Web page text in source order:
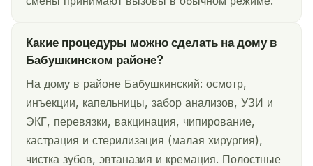
Какие процедуры можно сделать на дому в
Бабушкинском районе?
На дому в районе Бабушкинский: осмотр,
инъекции, капельницы, забор анализов, УЗИ и
ЭКГ, перевязки, вакцинация, чипирование,
кастрация и стерилизация (малая хирургия),
чистка зубов, эвтаназия и кремация. Полостные